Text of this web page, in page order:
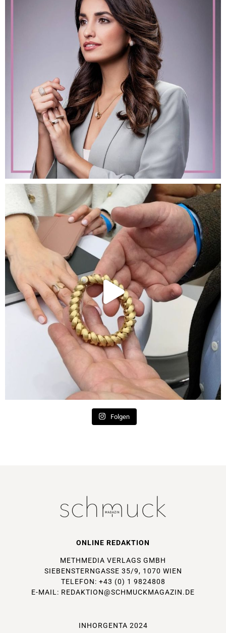
Folgen
ONLINE REDAKTION
METHMEDIA VERLAGS GMBH
SIEBENSTERNGASSE 35/9, 1070 WIEN
TELEFON: +43 (0) 1 9824808
E-MAIL: REDAKTION@SCHMUCKMAGAZIN.DE
INHORGENTA 2024